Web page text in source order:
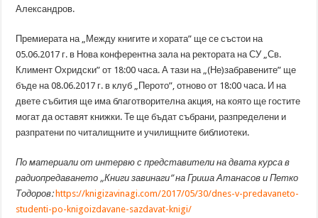
Александров.
Премиерата на „Между книгите и хората” ще се състои на
05.06.2017 г. в Нова конферентна зала на ректората на СУ „Св.
Климент Охридски” от 18:00 часа. А тази на „(Не)забравените” ще
бъде на 08.06.2017 г. в клуб „Перото”, отново от 18:00 часа. И на
двете събития ще има благотворителна акция, на която ще гостите
могат да оставят книжки. Те ще бъдат събрани, разпределени и
разпратени по читалищните и училищните библиотеки.
По материали от интервю с представители на двата курса в
радиопредаването „Книги завинаги” на Гриша Атанасов и Петко
Тодоров: https://knigizavinagi.com/2017/05/30/dnes-v-predavaneto-
studenti-po-knigoizdavane-sazdavat-knigi/